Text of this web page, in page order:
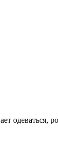
одеваться,